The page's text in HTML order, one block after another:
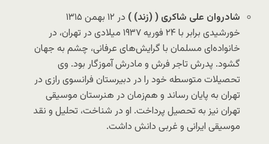
شادروان علی شاکری ((زند))
در ۱۲ بهمن ۱۳۱۵
خورشیدی برابر با ۲۴ فوریه ۱۹۳۷ میلادی در تهران، در
خانواده‌ای مسلمان با گرایش‌های عرفانی، چشم به جهان
گشود. پدرش تاجر فرش و مادرش آموزگار بود. وی
تحصیلات متوسطه خود را در دبیرستان فرانسوی رازی در
تهران به پایان رساند و هم‌زمان در هنرستان موسیقی
تهران نیز به تحصیل پرداخت. او در شناخت، تحلیل و نقد
موسیقی ایرانی و غربی دانش داشت.